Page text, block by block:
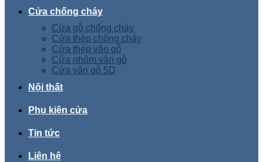
Cửa chống cháy
Cửa gỗ chống cháy
Cửa thép chống cháy
Cửa thép vân gỗ
Cửa nhôm vân gỗ
Cửa vân gỗ 5D
Nội thất
Phụ kiện cửa
Tin tức
Liên hệ